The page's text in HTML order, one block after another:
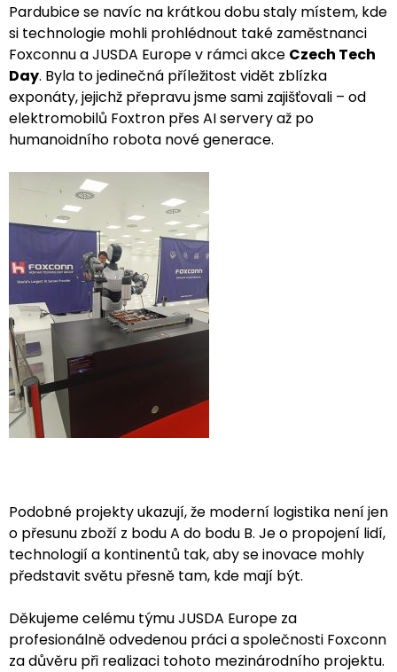
Pardubice se navíc na krátkou dobu staly místem, kde
si technologie mohli prohlédnout také zaměstnanci
Foxconnu a JUSDA Europe v rámci akce Czech Tech
Day. Byla to jedinečná příležitost vidět zblízka
exponáty, jejichž přepravu jsme sami zajišťovali – od
elektromobilů Foxtron přes AI servery až po
humanoidního robota nové generace.
Podobné projekty ukazují, že moderní logistika není jen
o přesunu zboží z bodu A do bodu B. Je o propojení lidí,
technologií a kontinentů tak, aby se inovace mohly
představit světu přesně tam, kde mají být.
Děkujeme celému týmu JUSDA Europe za
profesionálně odvedenou práci a společnosti Foxconn
za důvěru při realizaci tohoto mezinárodního projektu.